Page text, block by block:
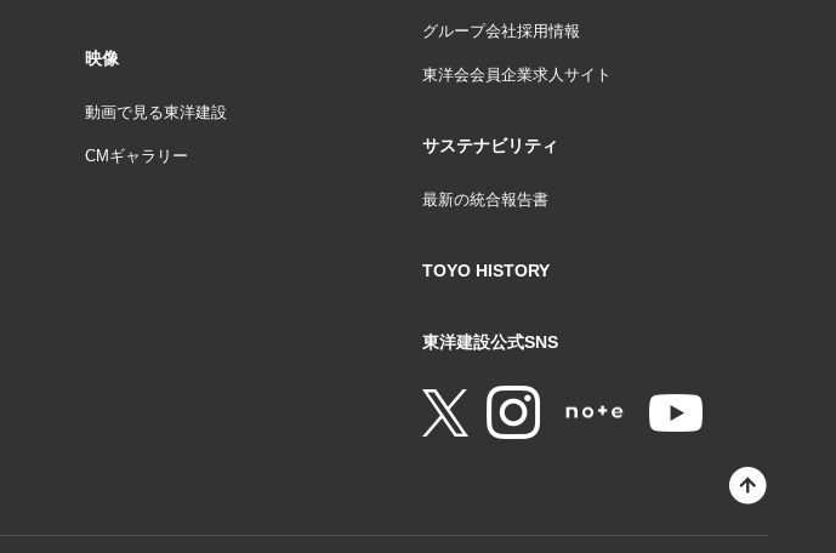
映像
動画で見る東洋建設
CMギャラリー
グループ会社採用情報
東洋会会員企業求人サイト
サステナビリティ
最新の統合報告書
TOYO HISTORY
東洋建設公式SNS